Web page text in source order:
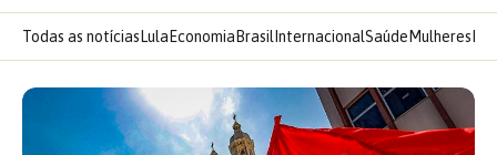
Todas as notícias Lula Economia Brasil InternacionalSaúde Mulheres